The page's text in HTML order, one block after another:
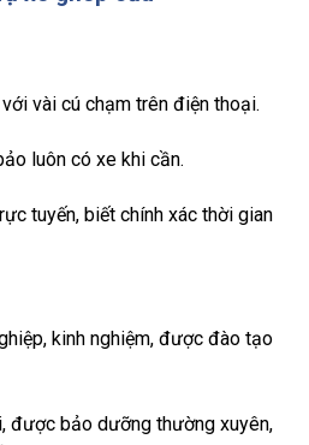
vài cú chạm trên điện thoại.
luôn có xe khi cần.
tuyến, biết chính xác thời gian
kinh nghiệm, được đào tạo
được bảo dưỡng thường xuyên,